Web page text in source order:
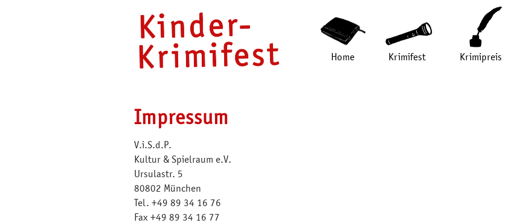
Home Krimifest Krimipreis
Impressum
V.i.S.d.P.
Kultur & Spielraum e.V.
Ursulastr. 5
80802 München
Tel. +49 89 34 16 76
Fax +49 89 34 16 77